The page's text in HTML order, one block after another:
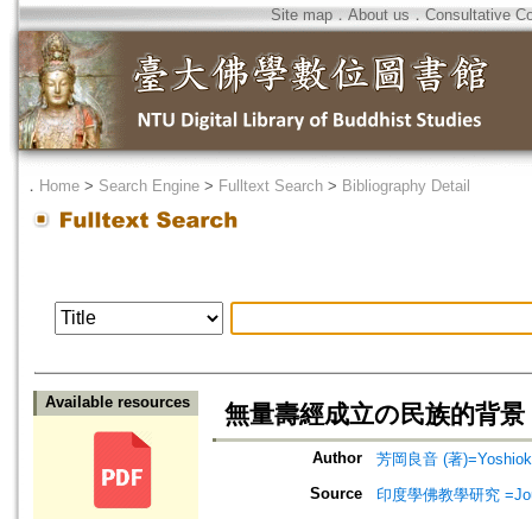
Site map．About us ． Consultative
． Home > Search Engine > Fulltext Search > Bibliography Detail
Available resources 無量壽經成立の民族的背景
Author
芳岡良音 (著
Source
印度學佛教學研究